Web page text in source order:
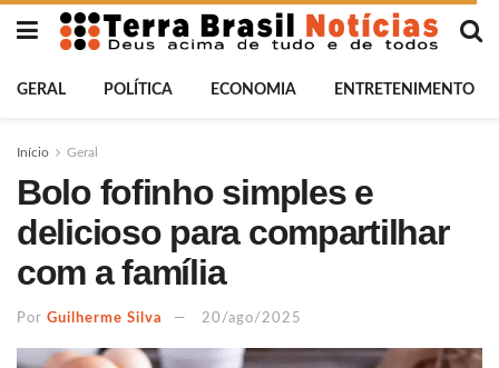
GERAL POLÍTICA ECONOMIA ENTRETENIMENTO
Início Geral
Bolo fofinho simples e
delicioso para compartilhar
com a família
Por Guilherme Silva 20/ago/2025